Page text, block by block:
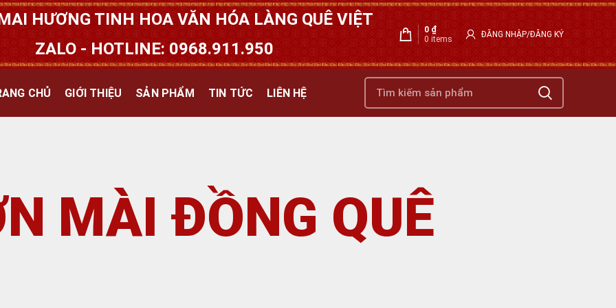
HƯƠNG TINH HOA VĂN HÓA LÀNG QUÊ VIỆT
ZALO - HOTLINE: 0968.911.950
0 items
0 ₫ ĐĂNG NHẬP/ĐĂNG KÝ
CHỦ GIỚI THIỆU SẢN PHẨM TIN TỨC LIÊN HỆ
MÀI ĐỒNG QUÊ